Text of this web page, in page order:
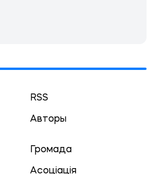
RSS
Авторы
Громада
Асоціація